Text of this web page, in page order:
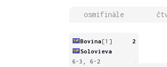
osmifinále
Bovina[1]
2
Solovieva
6-3, 6-2